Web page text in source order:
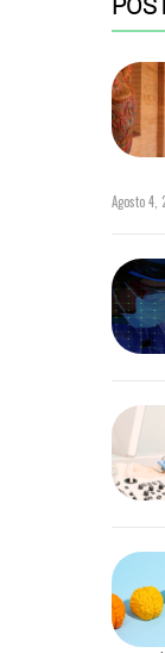
Agosto 4,